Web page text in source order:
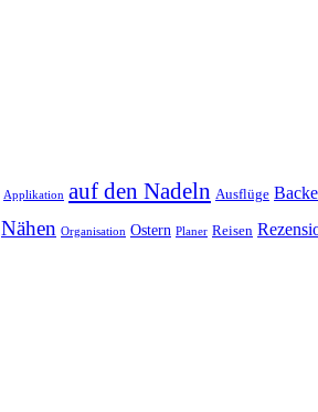
Applikation auf den Nadeln Ausflüge
Nähen Organisation Ostern Planer Reisen